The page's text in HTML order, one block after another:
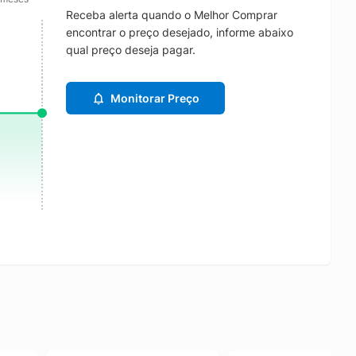
Receba alerta quando o Melhor Comprar
encontrar o preço desejado, informe abaixo
qual preço deseja pagar.
Monitorar Preço